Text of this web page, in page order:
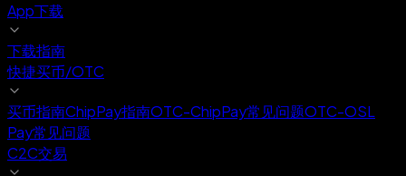
App下载
下载指南
快捷买币/OTC
买币指南ChipPay指南OTC-ChipPay常见问题OTC-OSL
Pay常见问题
C2C交易